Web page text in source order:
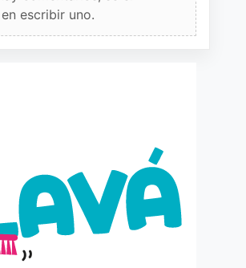
escribir uno.